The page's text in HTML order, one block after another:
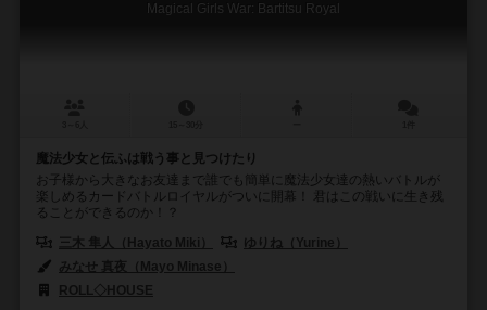
Magical Girls War: Bartitsu Royal
魔法少女と伝ふは戦う事と見つけたり
お子様から大きなお友達まで誰でも簡単に魔法少女達の熱いバトルが
楽しめるカードバトルロイヤルがついに開幕！ 君はこの戦いに生き残
ることができるのか！？
三木 隼人（Hayato Miki）
ゆりね（Yurine）
みなせ 真夜（Mayo Minase）
ROLL◇HOUSE